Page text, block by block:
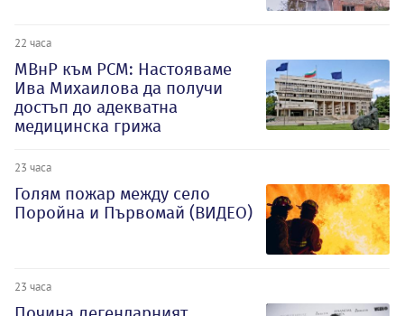
22 часа
МВнР към РСМ: Настояваме
Ива Михаилова да получи
достъп до адекватна
медицинска грижа
23 часа
Голям пожар между село
Поройна и Първомай (ВИДЕО)
23 часа